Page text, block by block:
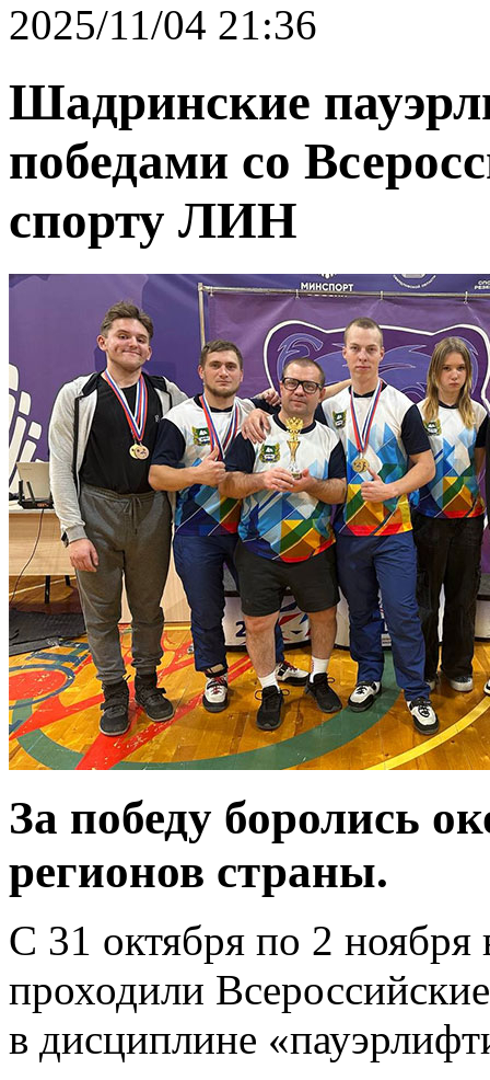
2025/11/04 21:36
Шадринские
победами со
спорту ЛИН
За победу боролись
регионов страны.
С 31 октября по 2
проходили
в дисциплине